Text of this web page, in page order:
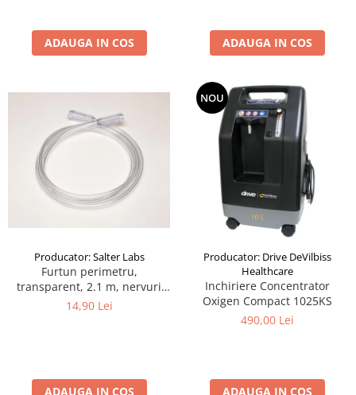
ADAUGA IN COS ADAUGA IN COS
Producator: Salter Labs
Furtun perimetru,
transparent, 2.1 m, nervuri
antistrangulare
14,90 Lei
ADAUGA IN COS
NOU
Producator: Drive DeVilbiss
Healthcare
Inchiriere Concentrator
Oxigen Compact 1025KS
490,00 Lei
ADAUGA IN COS